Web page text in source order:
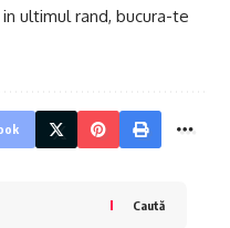
ultimul rand, bucura-te
Caută